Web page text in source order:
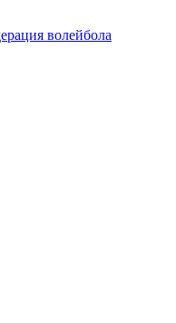
волейбола